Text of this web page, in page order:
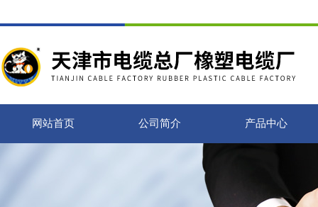
网站首页 公司简介 产品中心